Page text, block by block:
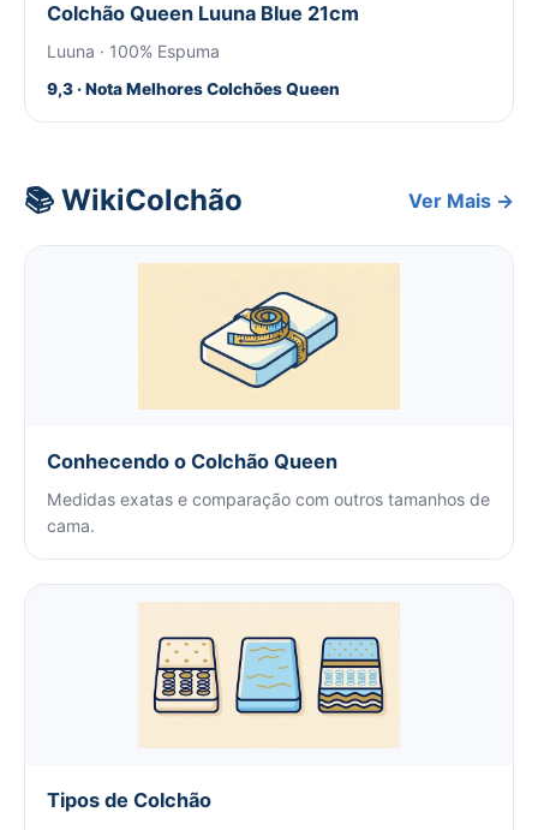
Colchão Queen Luuna Blue 21cm
Luuna · 100% Espuma
9,3 · Nota Melhores Colchões Queen
📚 WikiColchão Ver Mais →
Conhecendo o Colchão Queen
Medidas exatas e comparação com outros tamanhos de
cama.
Tipos de Colchão